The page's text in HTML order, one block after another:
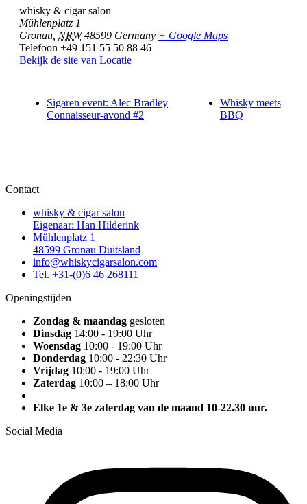
whisky & cigar salon
Mühlenplatz 1
Gronau NRW 48599 Germany + Google Maps
Telefoon +49 151 55 50 88 46
Bekijk de site van Locatie
Sigaren event: Alec Bradley
Connaisseur-avond #2
Whisky meets
BBQ
Contact
whisky & cigar salon
Eigenaar: Han Hilderink
Mühlenplatz 1
48599 Gronau Duitsland
info@whiskycigarsalon.com
Tel. +31-(0)6 46 268111
Openingstijden
Zondag & maandag gesloten
Dinsdag 14:00 - 19:00 Uhr
Woensdag 10:00 - 19:00 Uhr
Donderdag 10:00 - 22:30 Uhr
Vrijdag 10:00 - 19:00 Uhr
Zaterdag 10:00 – 18:00 Uhr
Elke 1e & 3e zaterdag van de maand 10-22.30 uur.
Social Media